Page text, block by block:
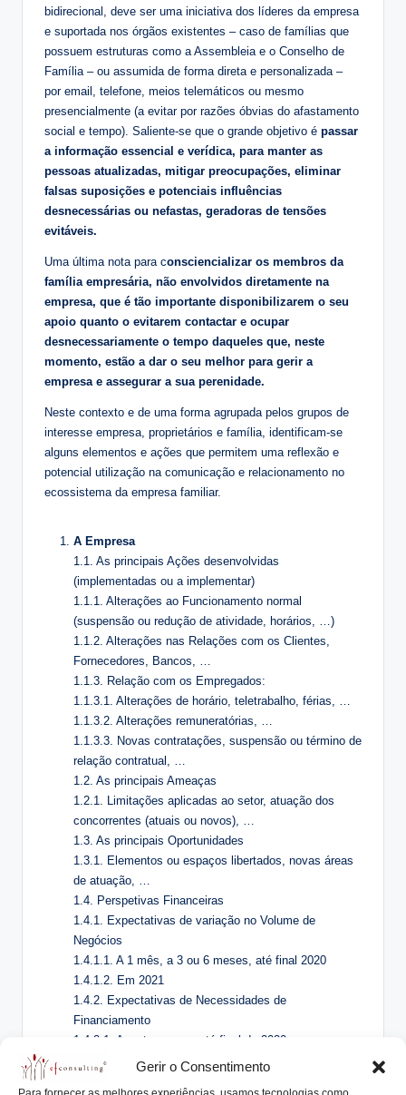
Gerir o Consentimento
bidirecional, deve ser uma iniciativa dos líderes da empresa
e suportada nos órgãos existentes – caso de famílias que
possuem estruturas como a Assembleia e o Conselho de
Família – ou assumida de forma direta e personalizada –
por email, telefone, meios telemáticos ou mesmo
presencialmente (a evitar por razões óbvias do afastamento
social e tempo). Saliente-se que o grande objetivo é passar
a informação essencial e verídica, para manter as
pessoas atualizadas, mitigar preocupações, eliminar
falsas suposições e potenciais influências
desnecessárias ou nefastas, geradoras de tensões
evitáveis.
Uma última nota para consciencializar os membros da
família empresária, não envolvidos diretamente na
empresa, que é tão importante disponibilizarem o seu
apoio quanto o evitarem contactar e ocupar
desnecessariamente o tempo daqueles que, neste
momento, estão a dar o seu melhor para gerir a
empresa e assegurar a sua perenidade.
Neste contexto e de uma forma agrupada pelos grupos de
interesse empresa, proprietários e família, identificam-se
alguns elementos e ações que permitem uma reflexão e
potencial utilização na comunicação e relacionamento no
ecossistema da empresa familiar.
A Empresa
1.1. As principais Ações desenvolvidas
(implementadas ou a implementar)
1.1.1. Alterações ao Funcionamento normal
(suspensão ou redução de atividade, horários, …)
1.1.2. Alterações nas Relações com os Clientes,
Fornecedores, Bancos, …
1.1.3. Relação com os Empregados:
1.1.3.1. Alterações de horário, teletrabalho, férias, …
1.1.3.2. Alterações remuneratórias, …
1.1.3.3. Novas contratações, suspensão ou término de
relação contratual, …
1.2. As principais Ameaças
1.2.1. Limitações aplicadas ao setor, atuação dos
concorrentes (atuais ou novos), …
1.3. As principais Oportunidades
1.3.1. Elementos ou espaços libertados, novas áreas
de atuação, …
1.4. Perspetivas Financeiras
1.4.1. Expectativas de variação no Volume de
Negócios
1.4.1.1. A 1 mês, a 3 ou 6 meses, até final 2020
1.4.1.2. Em 2021
1.4.2. Expectativas de Necessidades de
Financiamento
1.4.2.1. A curto prazo e até final de 2020
1.4.2.2. A 1 a 3 anos